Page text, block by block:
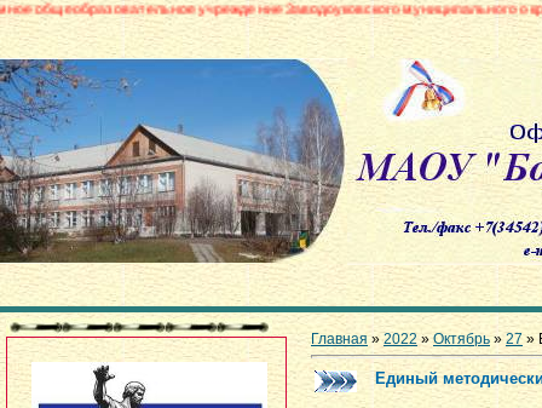
учреждение Заводоуковского муниципального округа
Главная »2022 » Октябрь » 27 »
Единый